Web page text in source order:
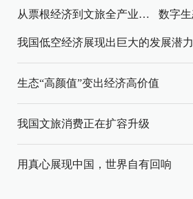
从票根经济到文旅全产业链升级
我国低空经济展现出巨大的发展潜力
生态“高颜值”变出经济高价值
我国文旅消费正在扩容升级
用真心展现中国，世界自有回响